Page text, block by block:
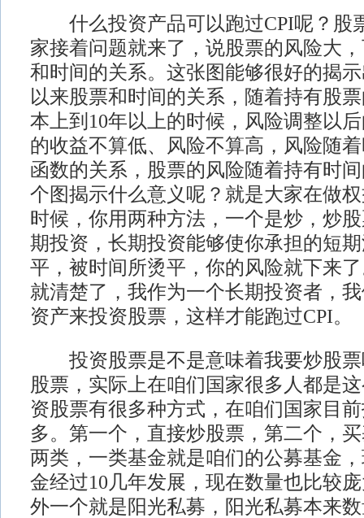
什么投资产品可以跑过CPI呢？股
家接着问题就来了，说股票的风险大
和时间的关系。这张图能够很好的揭
以来股票和时间的关系，随着持有股
本上到10年以上的时候，风险调整以
的收益不算低、风险不算高，风险随
函数的关系，股票的风险随着持有时
个图揭示什么意义呢？就是大家在做
时候，你用两种方法，一个是炒，炒
期投资，长期投资能够使你承担的短
平，被时间所烫平，你的风险就下来
就清楚了，我作为一个长期投资者，
资产来投资股票，这样才能跑过CPI。
投资股票是不是意味着我要炒股票
股票，实际上在咱们国家很多人都是
资股票有很多种方式，在咱们国家目
多。第一个，直接炒股票，第二个，
两类，一类基金就是咱们的公募基金
金经过10几年发展，现在数量也比较
外一个就是阳光私募，阳光私募本来